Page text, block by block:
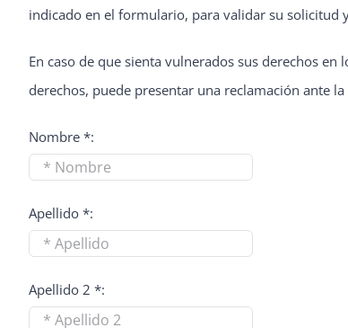
indicado en el formulario, para validar su solicitud
En caso de que sienta vulnerados sus derechos
derechos, puede presentar una reclamación ante
Nombre *:
Apellido *:
Apellido 2 *: